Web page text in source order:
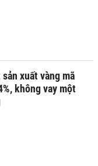
xuất vàng mã
không vay một